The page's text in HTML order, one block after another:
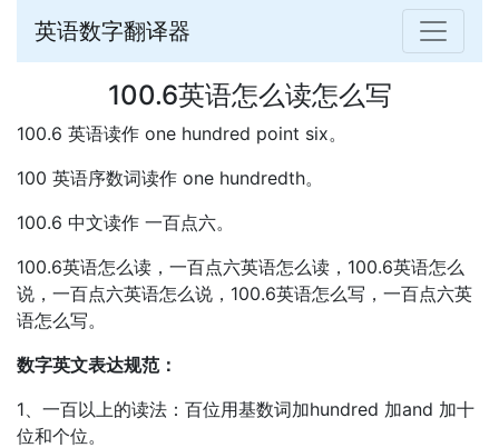
英语数字翻译器
100.6英语怎么读怎么写
100.6 英语读作 one hundred point six。
100 英语序数词读作 one hundredth。
100.6 中文读作 一百点六。
100.6英语怎么读，一百点六英语怎么读，100.6英语怎么
说，一百点六英语怎么说，100.6英语怎么写，一百点六英
语怎么写。
数字英文表达规范：
1、一百以上的读法：百位用基数词加hundred 加and 加十
位和个位。